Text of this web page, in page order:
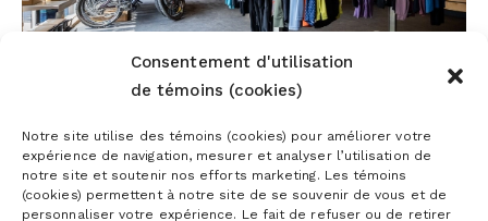
Consentement d'utilisation
de témoins (cookies)
Notre site utilise des témoins (cookies) pour améliorer votre
expérience de navigation, mesurer et analyser l’utilisation de
notre site et soutenir nos efforts marketing. Les témoins
(cookies) permettent à notre site de se souvenir de vous et de
personnaliser votre expérience. Le fait de refuser ou de retirer